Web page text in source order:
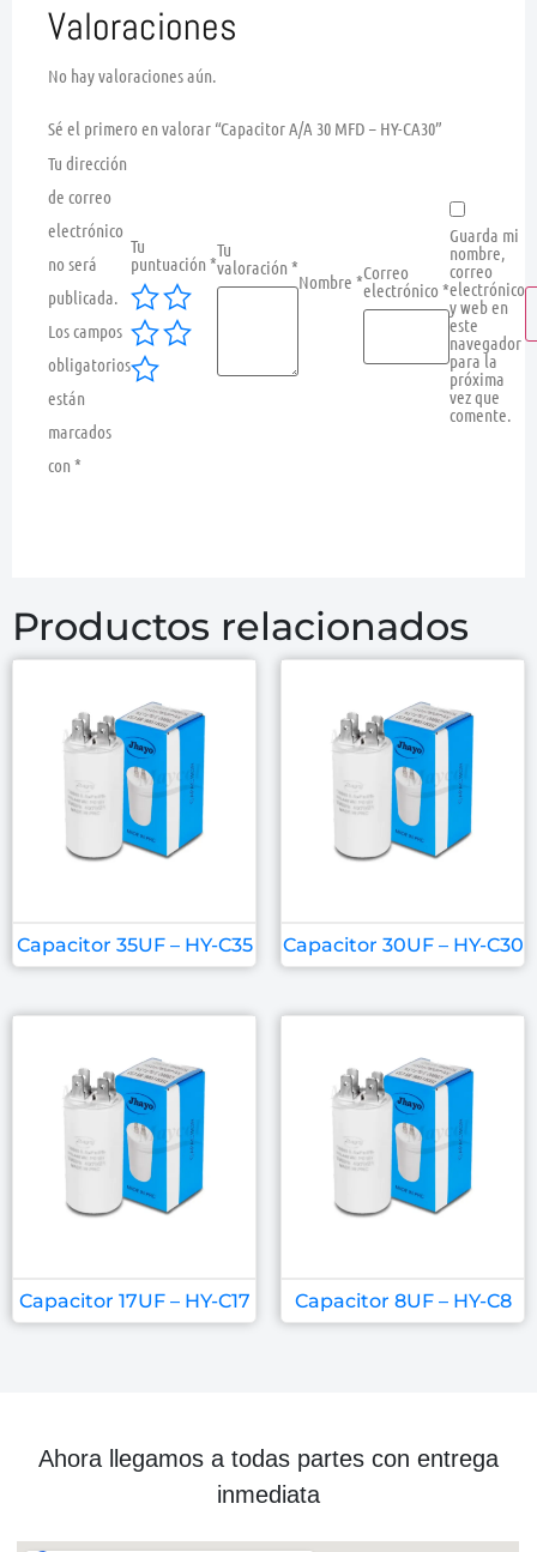
Valoraciones
No hay valoraciones aún.
Sé el primero en valorar “Capacitor A/A 30 MFD – HY-CA30”
Tu dirección
de correo
electrónico
no será
publicada.
Los campos
obligatorios
están
marcados
con *
Tu
puntuación *
Tu
valoración *
Nombre *Correo
electrónico *
Guarda mi
nombre,
correo
electrónico
y web en
este
navegador
para la
próxima
vez que
comente.
Productos relacionados
Capacitor 35UF – HY-C35 Capacitor 30UF – HY-C30
Capacitor 17UF – HY-C17 Capacitor 8UF – HY-C8
Ahora llegamos a todas partes con entrega
inmediata